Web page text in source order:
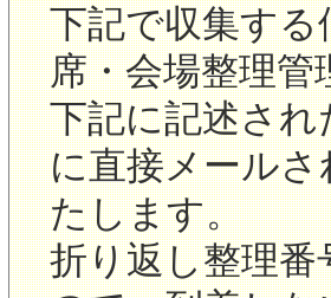
下記で収集す
席・会場整理
下記に記述さ
に直接メール
たします。
折り返し整理